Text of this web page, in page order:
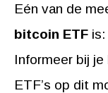
Eén van de
bitcoin ETF is:
Informeer bij
ETF’s op dit